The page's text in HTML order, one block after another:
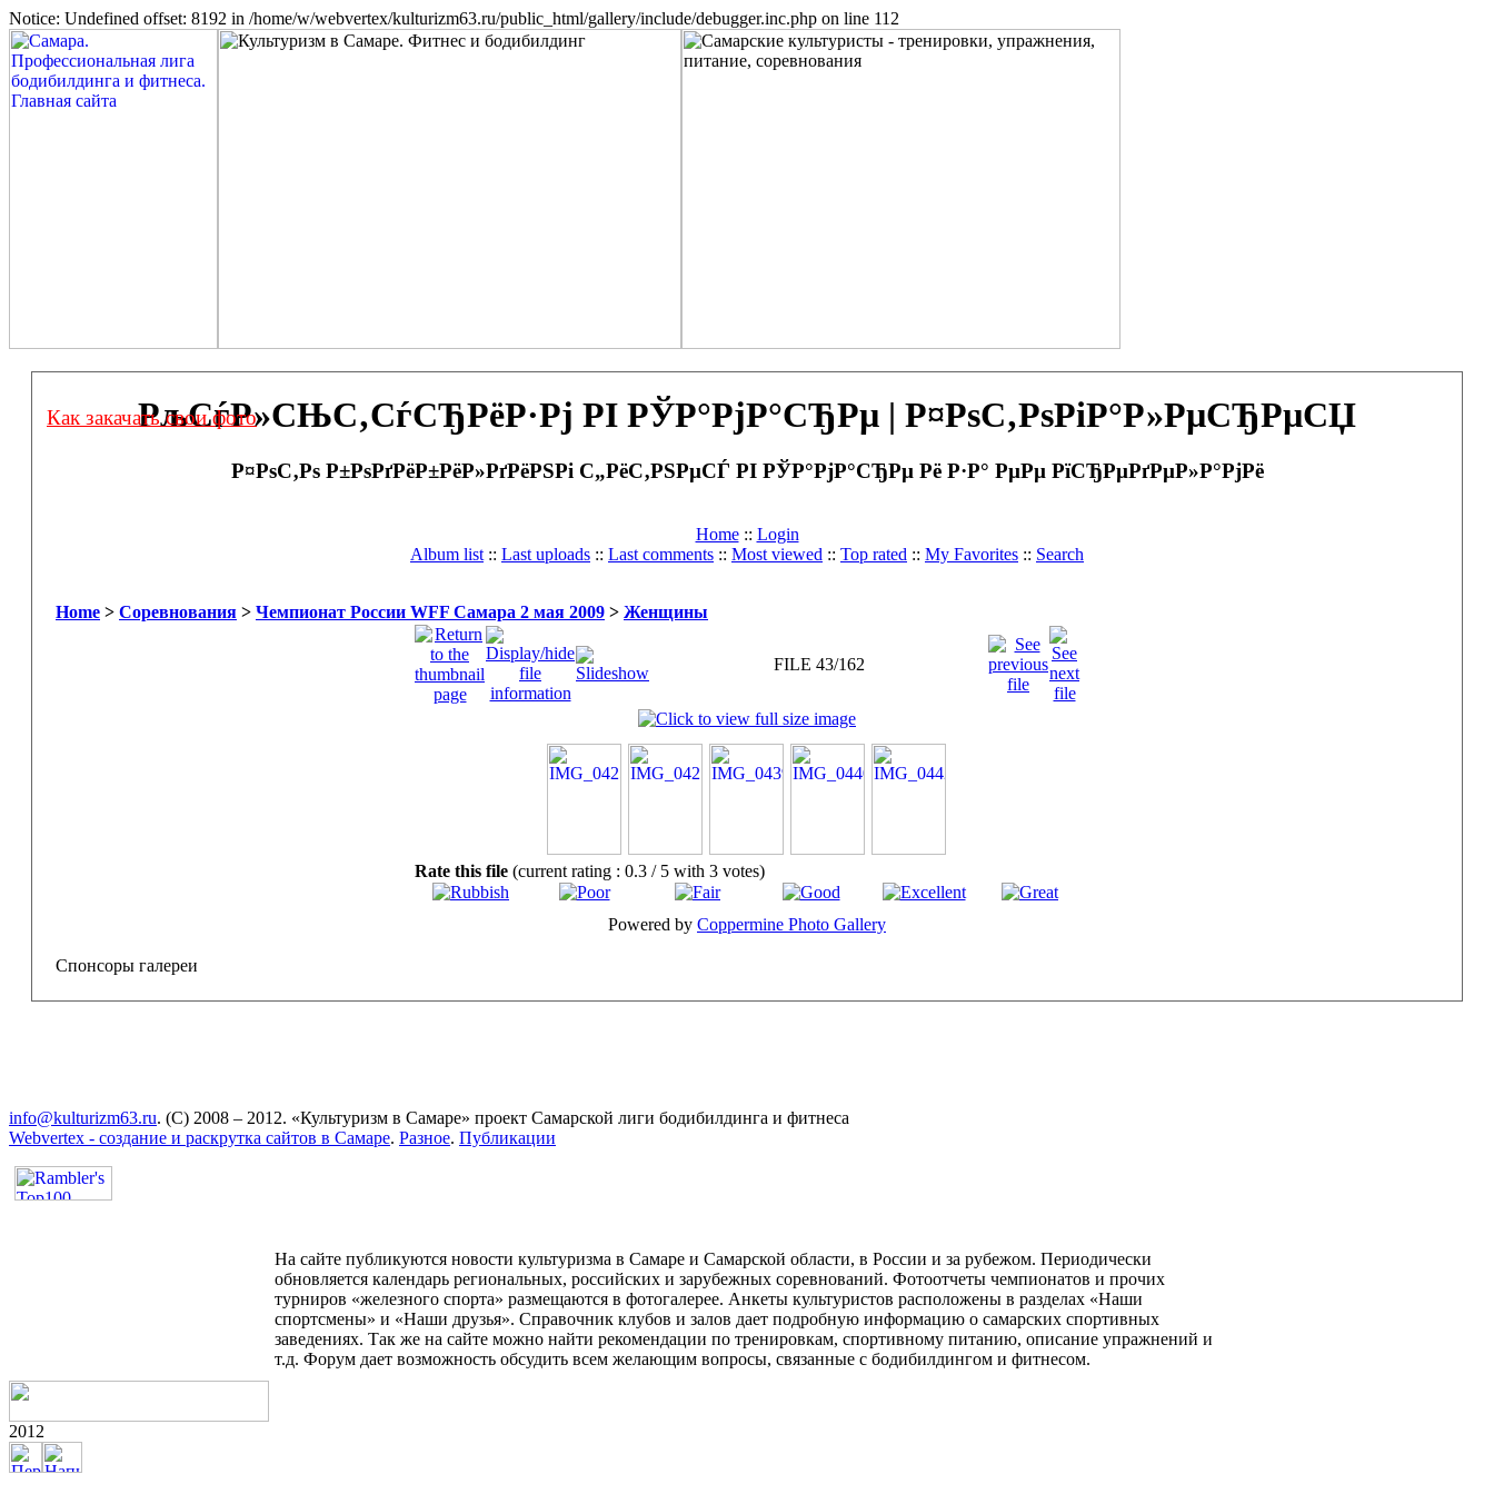
Notice: Undefined offset: 8192 in /home/w/webvertex/kulturizm63.ru/public_html/gallery/include/debugger.inc.php on line 112
РљСѓР»СЊС‚СѓСЂРёР·Рј РІ РЎР°РјР°СЂРµ | Р¤РѕС‚РѕРіР°Р»РµСЂРµСЏ
Р¤РѕС‚Рѕ Р±РѕРґРёР±РёР»РґРёРЅРі С„РёС‚РЅРµСЃ РІ РЎР°РјР°СЂРµ Рё Р·Р° РµРµ РїСЂРµРґРµР»Р°РјРё
Home:: Login
Album list :: Last uploads :: Last comments :: Most viewed :: Top rated :: My Favorites :: Search
Home > Соревнования > Чемпионат России WFF Самара 2 мая 2009 > Женщины
FILE 43/162
Rate this file (current rating : 0.3 / 5 with 3 votes)
Powered by Coppermine Photo Gallery
Спонсоры галереи
info@kulturizm63.ru. (C) 2008 – 2012. «Культуризм в Самаре» проект Самарской лиги бодибилдинга и фитнеса
Webvertex - создание и раскрутка сайтов в Самаре. Разное. Публикации
На сайте публикуются новости культуризма в Самаре и Самарской области, в России и за рубежом. Периодически
обновляется календарь региональных, российских и зарубежных соревнований. Фотоотчеты чемпионатов и прочих
турниров «железного спорта» размещаются в фотогалерее. Анкеты культуристов расположены в разделах «Наши
спортсмены» и «Наши друзья». Справочник клубов и залов дает подробную информацию о самарских спортивных
заведениях. Так же на сайте можно найти рекомендации по тренировкам, спортивному питанию, описание упражнений и
т.д. Форум дает возможность обсудить всем желающим вопросы, связанные с бодибилдингом и фитнесом.
2012
Как закачать свои фото